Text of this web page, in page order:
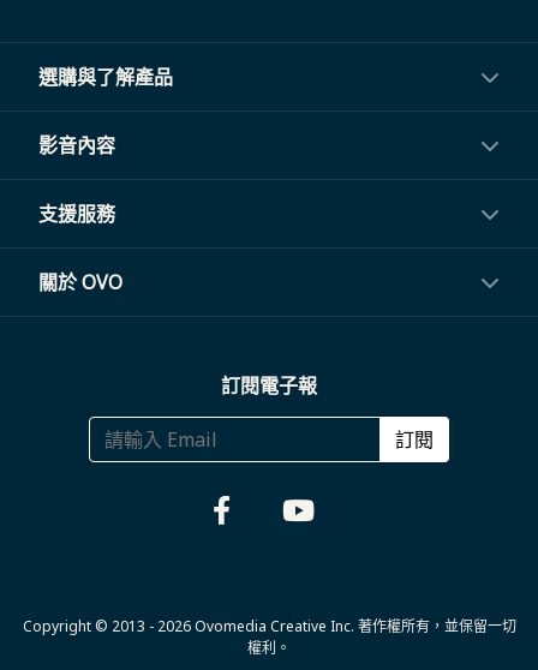
選購與了解產品
投影機
閨蜜機與電視
電視盒與周邊
福利品專區
影音內容
影音訂閱
支援服務
常見問題
哪裡購買
關於 OVO
商務合作
訂閱電子報
訂閱
Copyright © 2013 - 2026 Ovomedia Creative Inc. 著作權所有，並保留一切
權利。